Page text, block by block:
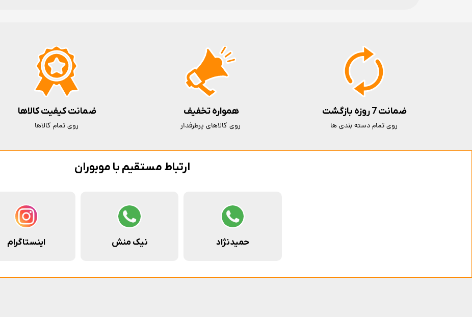
ارتباط مستقیم با موبوران
حمیدنژاد نیک منش اینستاگرام
ضمانت 7 روزه بازگشت
روی تمام دسته بندی ها
ضمانت کیفیت کالاها
روی تمام کالاها
همواره تخفیف
روی کالاهای پرطرفدار